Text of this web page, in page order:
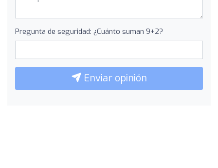
Pregunta de seguridad: ¿Cuánto suman 9+2?
Enviar opinión